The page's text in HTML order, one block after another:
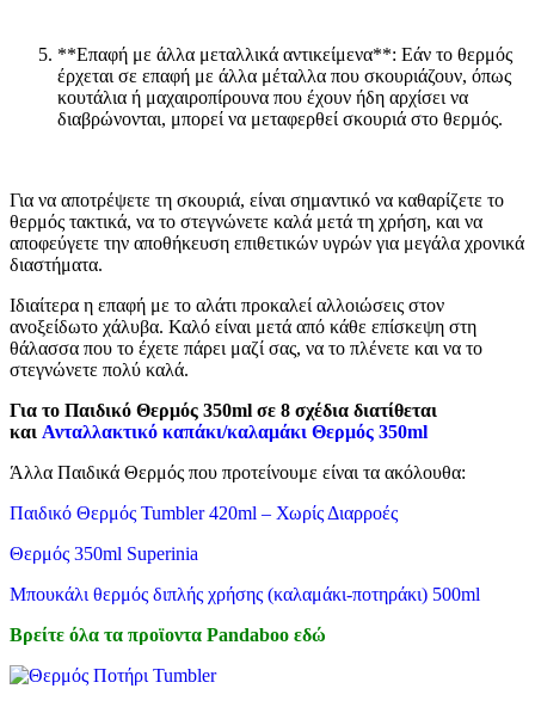
**Επαφή με άλλα μεταλλικά αντικείμενα**: Εάν το θερμός
έρχεται σε επαφή με άλλα μέταλλα που σκουριάζουν, όπως
κουτάλια ή μαχαιροπίρουνα που έχουν ήδη αρχίσει να
διαβρώνονται, μπορεί να μεταφερθεί σκουριά στο θερμός.
Για να αποτρέψετε τη σκουριά, είναι σημαντικό να καθαρίζετε το
θερμός τακτικά, να το στεγνώνετε καλά μετά τη χρήση, και να
αποφεύγετε την αποθήκευση επιθετικών υγρών για μεγάλα χρονικά
διαστήματα.
Ιδιαίτερα η επαφή με το αλάτι προκαλεί αλλοιώσεις στον
ανοξείδωτο χάλυβα. Καλό είναι μετά από κάθε επίσκεψη στη
θάλασσα που το έχετε πάρει μαζί σας, να το πλένετε και να το
στεγνώνετε πολύ καλά.
Για το Παιδικό Θερμός 350ml σε 8 σχέδια διατίθεται
και Ανταλλακτικό καπάκι/καλαμάκι Θερμός 350ml
Άλλα Παιδικά Θερμός που προτείνουμε είναι τα ακόλουθα:
Παιδικό Θερμός Tumbler 420ml – Χωρίς Διαρροές
Θερμός 350ml Superinia
Μπουκάλι θερμός διπλής χρήσης (καλαμάκι-ποτηράκι) 500ml
Βρείτε όλα τα προϊοντα Pandaboo εδώ